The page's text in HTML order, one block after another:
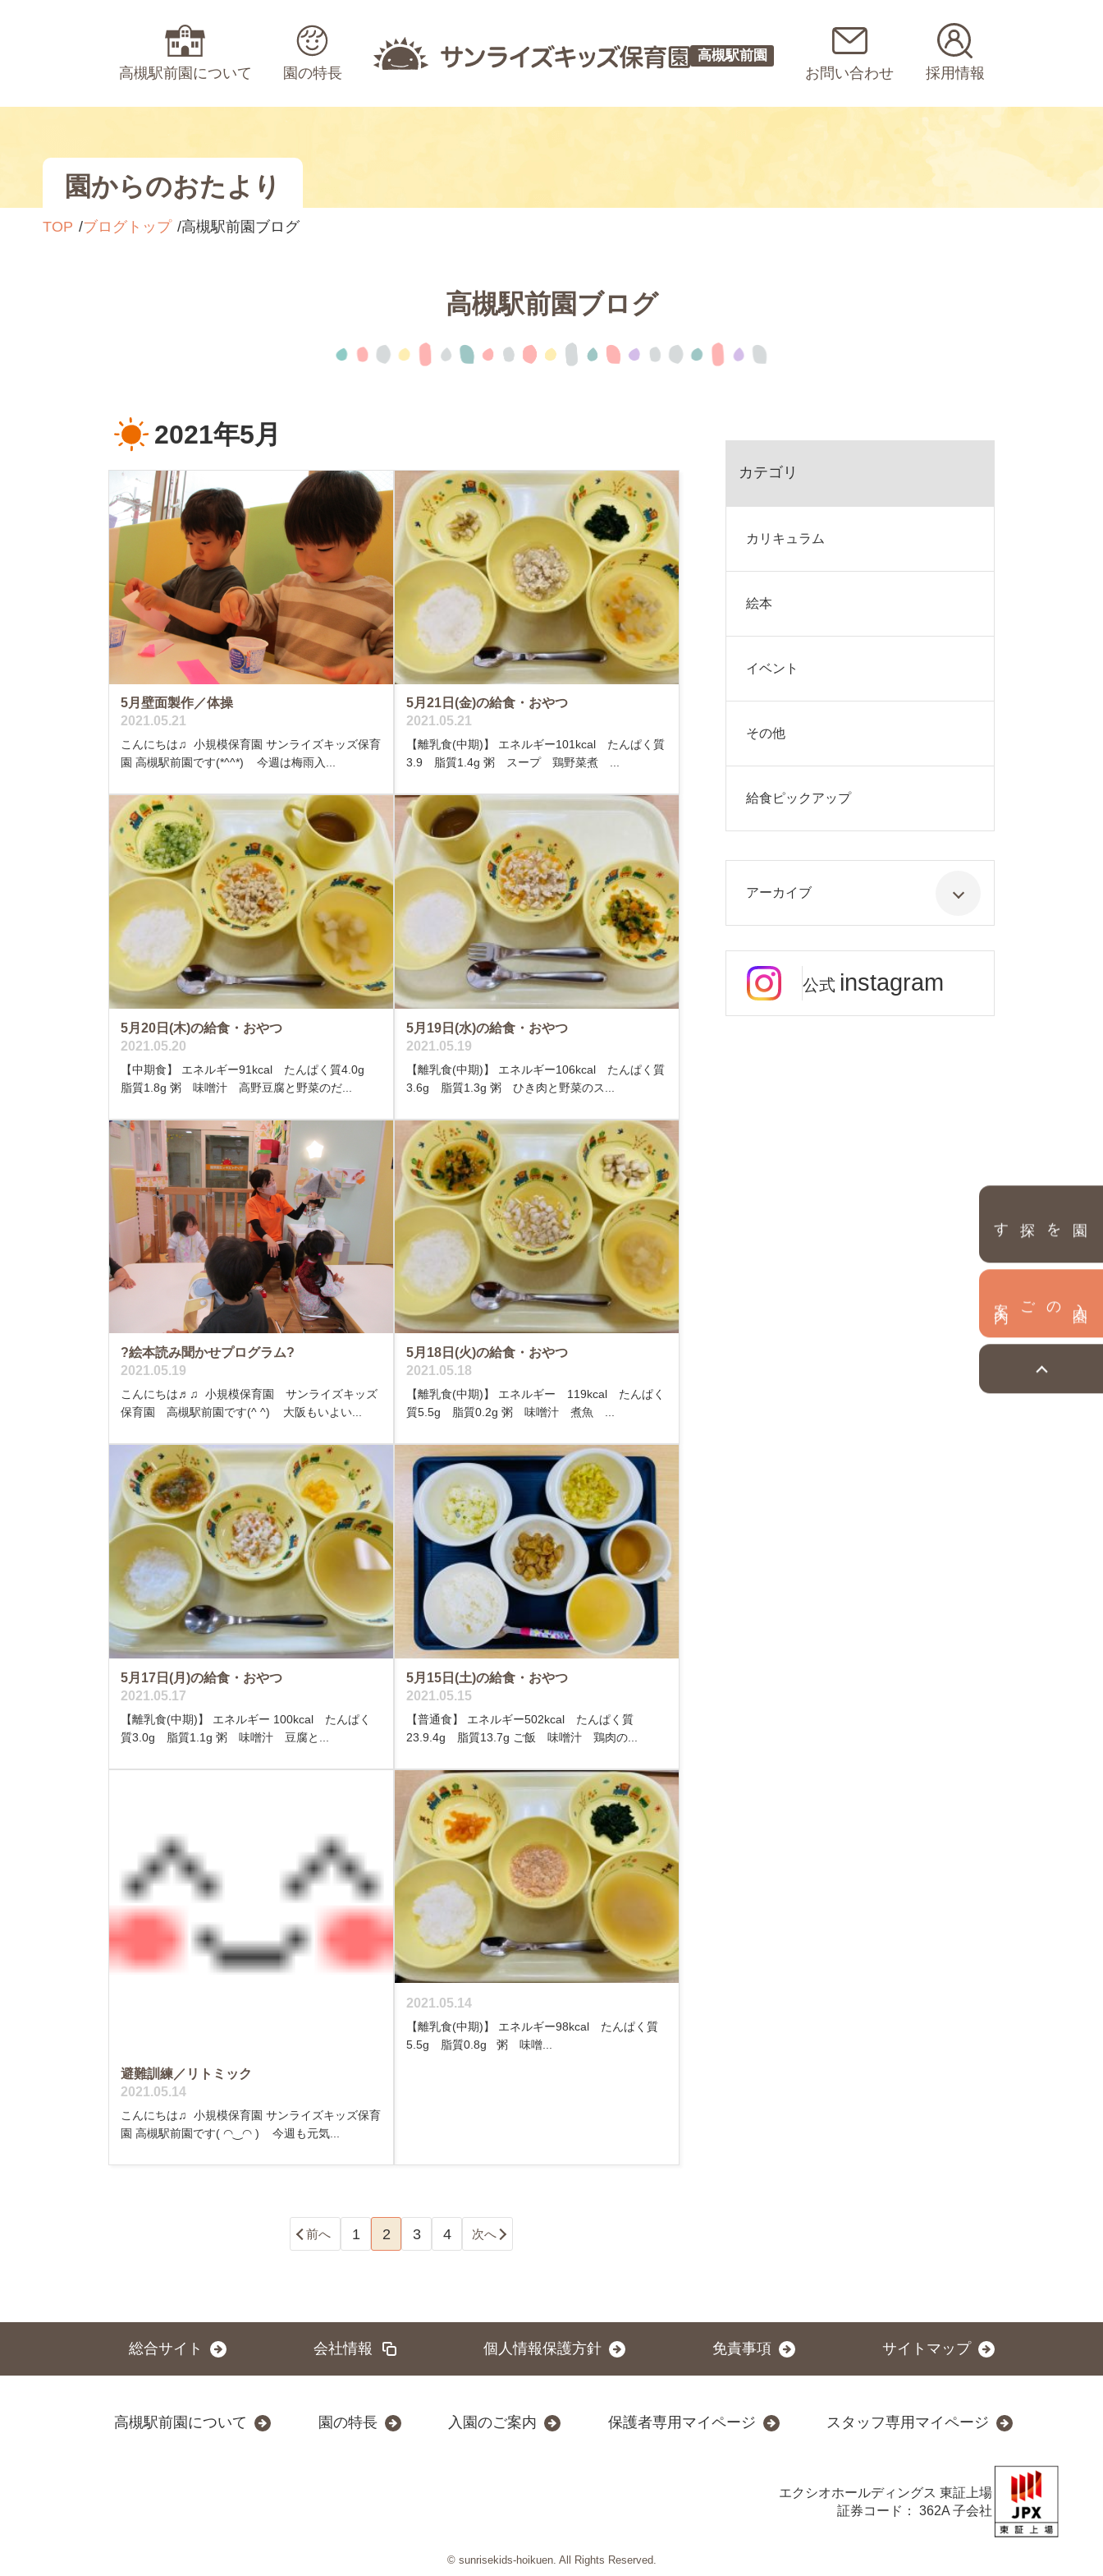
高槻駅前園について 園の特長
高槻駅前園
お問い合わせ 採用情報
園を探す
園からのおたより
TOP ブログトップ 高槻駅前園ブログ
高槻駅前園ブログ
2021年5月
5月壁面製作／体操
2021.05.21
こんにちは♫ 小規模保育園 サンライズキッズ保育
園 高槻駅前園です(*^^*) 今週は梅雨入...
5月21日(金)の給食・おやつ
2021.05.21
【離乳食(中期)】 エネルギー101kcal たんぱく質
3.9 脂質1.4g 粥 スープ 鶏野菜煮 ...
5月20日(木)の給食・おやつ
2021.05.20
【中期食】 エネルギー91kcal たんぱく質4.0g
脂質1.8g 粥 味噌汁 高野豆腐と野菜のだ...
5月19日(水)の給食・おやつ
2021.05.19
【離乳食(中期)】 エネルギー106kcal たんぱく質
3.6g 脂質1.3g 粥 ひき肉と野菜のス...
?絵本読み聞かせプログラム?
2021.05.19
こんにちは♬♫ 小規模保育園 サンライズキッズ
保育園 高槻駅前園です(^ ^) 大阪もいよい...
5月18日(火)の給食・おやつ
2021.05.18
【離乳食(中期)】 エネルギー 119kcal たんぱく
質5.5g 脂質0.2g 粥 味噌汁 煮魚 ...
5月17日(月)の給食・おやつ
2021.05.17
【離乳食(中期)】 エネルギー 100kcal たんぱく
質3.0g 脂質1.1g 粥 味噌汁 豆腐と...
5月15日(土)の給食・おやつ
2021.05.15
【普通食】 エネルギー502kcal たんぱく質
23.9.4g 脂質13.7g ご飯 味噌汁 鶏肉の...
避難訓練／リトミック
2021.05.14
こんにちは♫ 小規模保育園 サンライズキッズ保育
園 高槻駅前園です( ◠‿◠ ) 今週も元気...
2021.05.14
【離乳食(中期)】 エネルギー98kcal たんぱく質
5.5g 脂質0.8g 粥 味噌...
前へ 1 2 3 4 次へ
カテゴリ
カリキュラム
絵本
イベント
その他
給食ピックアップ
アーカイブ
公式 instagram
総合サイト 会社情報 個人情報保護方針 免責事項 サイトマップ
高槻駅前園について 園の特長 入園のご案内 保護者専用マイページ スタッフ専用マイページ
エクシオホールディングス 東証上場
証券コード： 362A 子会社
© sunrisekids-hoikuen. All Rights Reserved.